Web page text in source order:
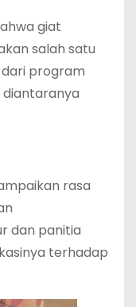
giat
salah satu
program
diantaranya
rasa
dan panitia
terhadap